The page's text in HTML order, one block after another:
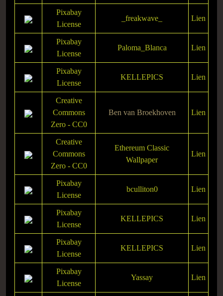
Pixabay
License
_freakwave_ Lien
Pixabay
License
Paloma_Blanca Lien
Pixabay
License
KELLEPICS Lien
Creative
Commons
Zero - CC0
Ben van Broekhoven Lien
Creative
Commons
Zero - CC0
Ethereum Classic
Wallpaper
Lien
Pixabay
License
bculliton0 Lien
Pixabay
License
KELLEPICS Lien
Pixabay
License
KELLEPICS Lien
Pixabay
License
Yassay Lien